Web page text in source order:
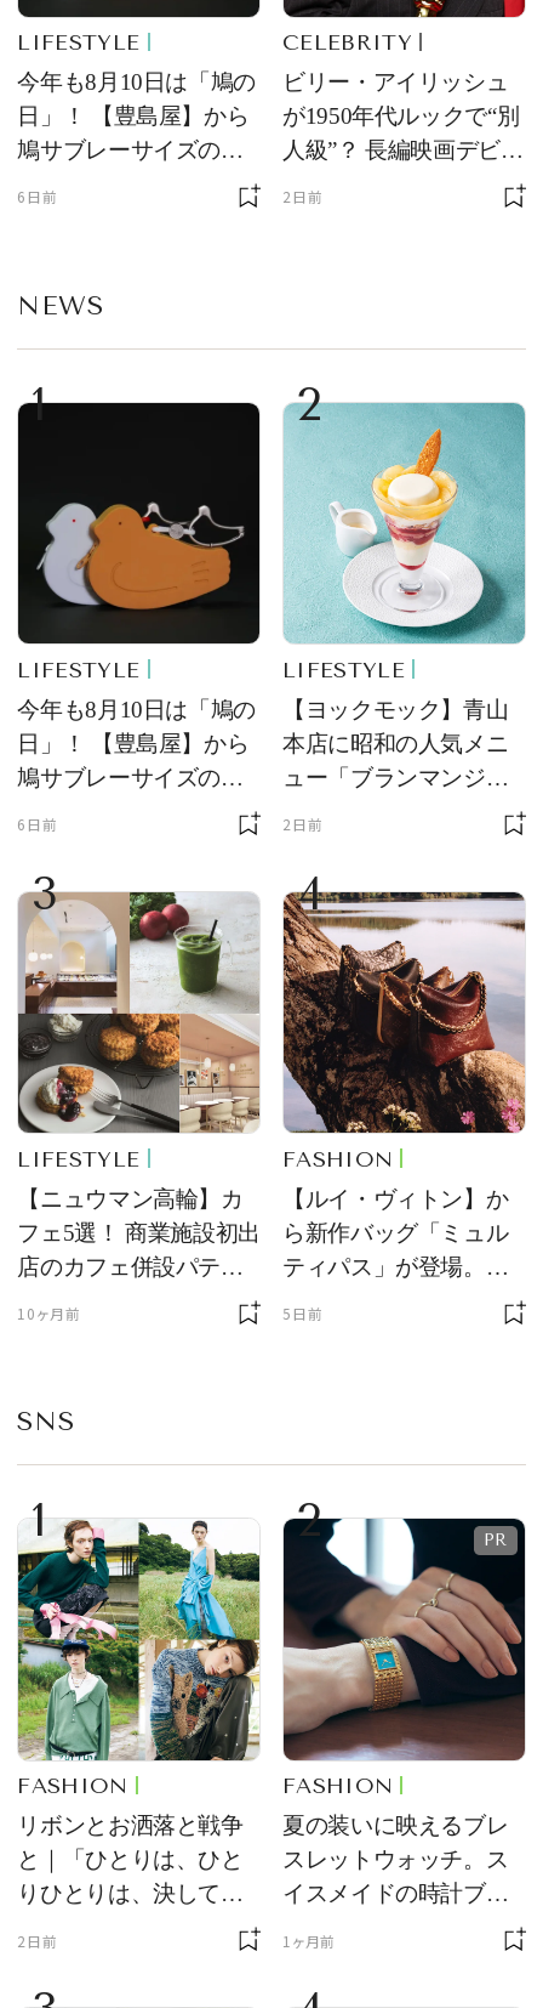
LIFESTYLE
今年も8月10日は「鳩の
日」！ 【豊島屋】から
鳩サブレーサイズのポ
ーチ「はとっこ」を限
6日前
CELEBRITY
ビリー・アイリッシュ
が1950年代ルックで“別
人級”？ 長編映画デビュ
ー作の現場写真に反響
2日前
NEWS
1
LIFESTYLE
今年も8月10日は「鳩の
日」！ 【豊島屋】から
鳩サブレーサイズのポ
ーチ「はとっこ」を限
6日前
2
LIFESTYLE
【ヨックモック】青山
本店に昭和の人気メニ
ュー「ブランマンジ
ェ」「ダックワーズ」
華やかなデザートとし
て登場
2日前
3
LIFESTYLE
【ニュウマン高輪】カ
フェ5選！ 商業施設初出
店のカフェ併設パティ
スリーやジェラテリア
10ヶ月前
4
FASHION
【ルイ・ヴィトン】か
ら新作バッグ「ミュル
ティパス」が登場。ミ
ニサイズもラインナッ
5日前
SNS
1
FASHION
リボンとお洒落と戦争
と｜「ひとりは、ひと
りひとりは、決して無
力ではない。」小林エ
2日前
2
FASHION
夏の装いに映えるブレ
スレットウォッチ。ス
イスメイドの時計ブラ
ンド【フレデリック・
をレビュー。【それい
1ヶ月前